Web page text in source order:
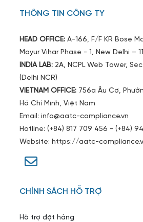
THÔNG TIN CÔNG TY
HEAD OFFICE: A-166, F/F KR Bose
Mayur Vihar Phase - 1, New Delhi –
INDIA LAB: 2A, NCPL Web Tower,
(Delhi NCR)
VIETNAM OFFICE: 756a Âu Cơ,
Hồ Chí Minh, Việt Nam
Email: info@aatc-compliance.vn
Hotline: (+84) 817 709 456 - (+84)
Website: https://aatc-
CHÍNH SÁCH HỖ TRỢ
Hỗ trợ đặt hàng